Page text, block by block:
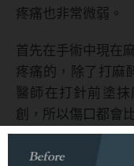
疼痛也非常微弱。
首先在手術中現在
疼痛的，除了打麻
醫師在打針前塗
創，所以傷口都會
與疼痛，同時術後
痛藥與冰敷，能更